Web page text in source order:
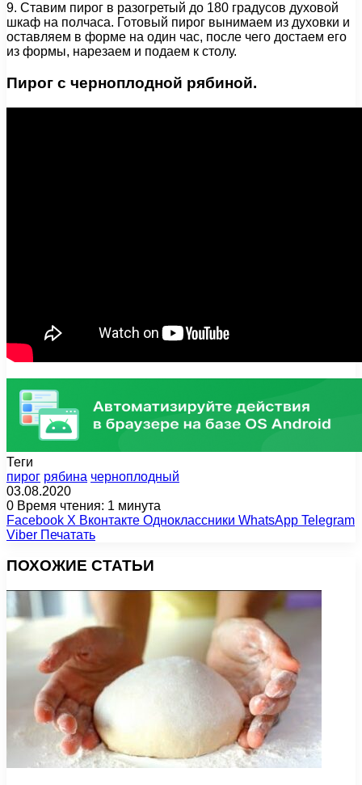
9. Ставим пирог в разогретый до 180 градусов духовой
шкаф на полчаса. Готовый пирог вынимаем из духовки и
оставляем в форме на один час, после чего достаем его
из формы, нарезаем и подаем к столу.
Пирог с черноплодной рябиной.
Теги
пирог рябина черноплодный
03.08.2020
0 Время чтения: 1 минута
Facebook X Вконтакте Одноклассники WhatsApp Telegram
Viber Печатать
ПОХОЖИЕ СТАТЬИ